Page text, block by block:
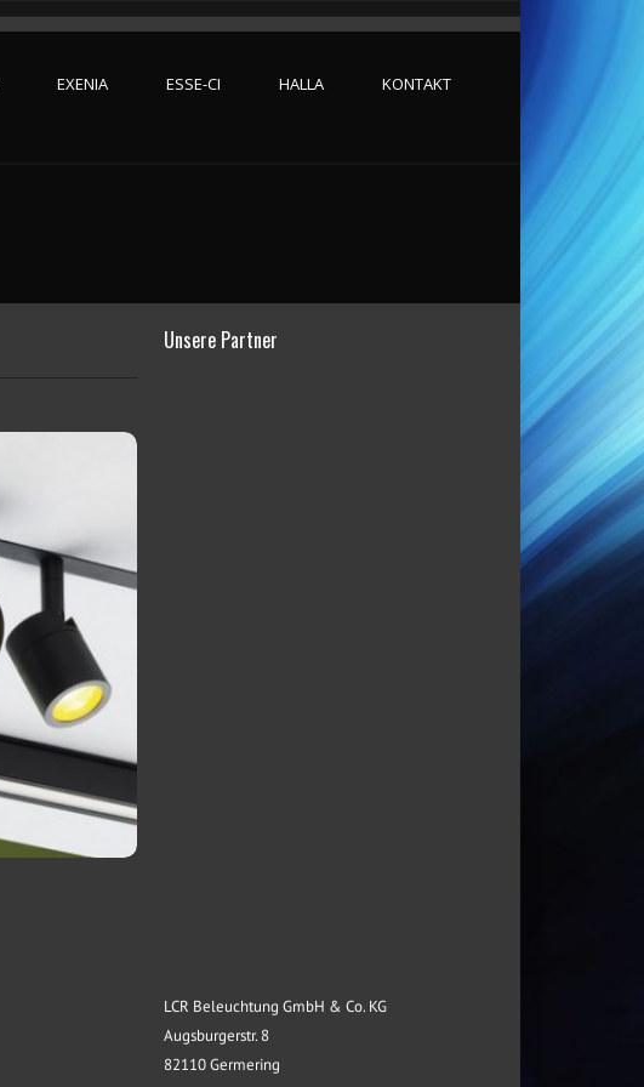
EXENIA ESSE-CI HALLA KONTAKT
Unsere Partner
LCR Beleuchtung GmbH & Co. KG
Augsburgerstr. 8
82110 Germering